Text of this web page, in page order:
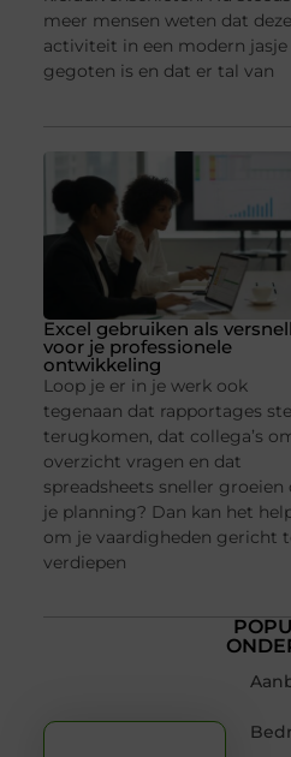
meer mensen weten dat deze
activiteit in een modern jasje
gegoten is en dat er tal van
Excel gebruiken als
voor je professionele
ontwikkeling
Loop je er in je werk ook
tegenaan dat rapportages
terugkomen, dat collega’s
overzicht vragen en dat
spreadsheets sneller groeien
je planning? Dan kan het
om je vaardigheden gericht
verdiepen